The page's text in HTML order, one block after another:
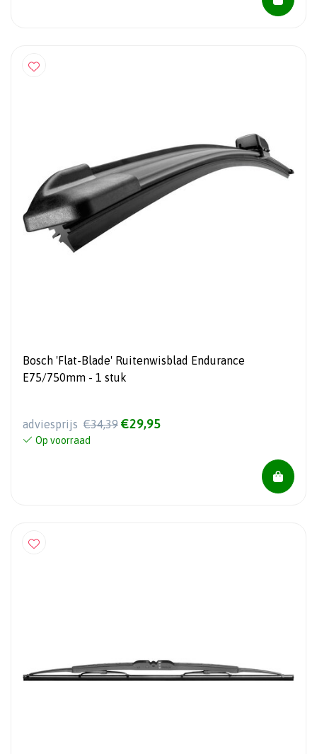
Bosch 'Flat-Blade' Ruitenwisblad Endurance
E75/750mm - 1 stuk
adviesprijs €34,39 €29,95
Op voorraad